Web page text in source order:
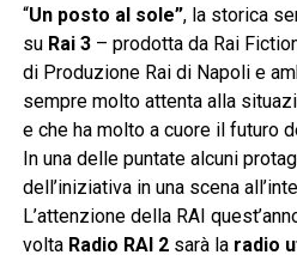
“Un posto al sole”, la storica
su Rai 3– prodotta da Rai
di Produzione Rai di Napoli e
sempre molto attenta alla
e che ha molto a cuore il futuro
In una delle puntate alcuni
dell’iniziativa in una scena
L’attenzione della RAI
volta Radio RAI 2sarà la radio